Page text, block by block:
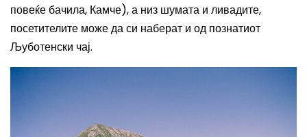
повеќе бачила, Камче), а низ шумата и ливадите,
посетителите може да си наберат и од познатиот
Љуботенски чај.